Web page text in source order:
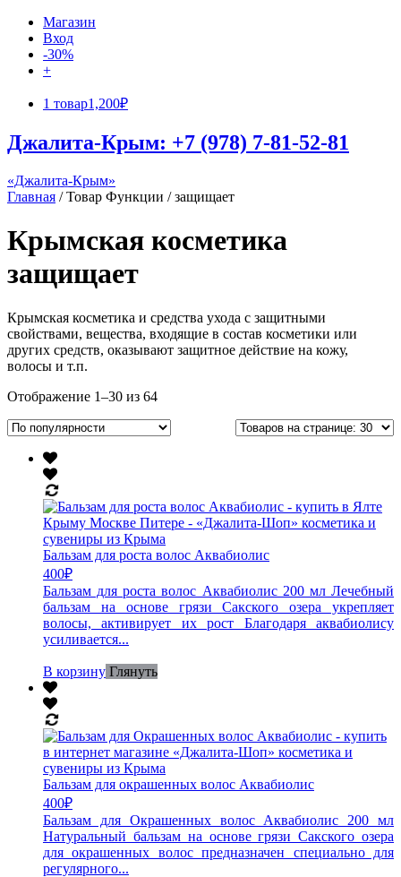
Магазин
Вход
-30%
+
1 товар1,200₽
Джалита-Крым: +7 (978) 7-81-52-81
«Джалита-Крым»
Главная / Товар Функции / защищает
Крымская косметика
защищает
Крымская косметика и средства ухода с защитными
свойствами, вещества, входящие в состав косметики или
других средств, оказывают защитное действие на кожу,
волосы и т.п.
Отображение 1–30 из 64
Бальзам для роста волос Аквабиолис
400₽
Бальзам для роста волос Аквабиолис 200 мл Лечебный
бальзам на основе грязи Сакского озера укрепляет
волосы, активирует их рост Благодаря аквабиолису
усиливается...
В корзину Глянуть
Бальзам для окрашенных волос Аквабиолис
400₽
Бальзам для Окрашенных волос Аквабиолис 200 мл
Натуральный бальзам на основе грязи Сакского озера
для окрашенных волос предназначен специально для
регулярного...